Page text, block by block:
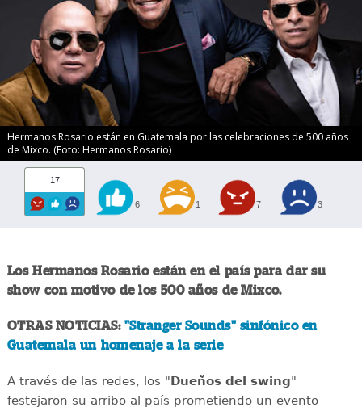
Hermanos Rosario están en Guatemala por las celebraciones de 500 años
de Mixco. (Foto: Hermanos Rosario)
17
6 1 7 3
Los Hermanos Rosario están en el país para dar su
show con motivo de los 500 años de Mixco.
OTRAS NOTICIAS: "Stranger Sounds" sinfónico en
Guatemala un homenaje a la serie
A través de las redes, los "Dueños del swing"
festejaron su arribo al país prometiendo un evento